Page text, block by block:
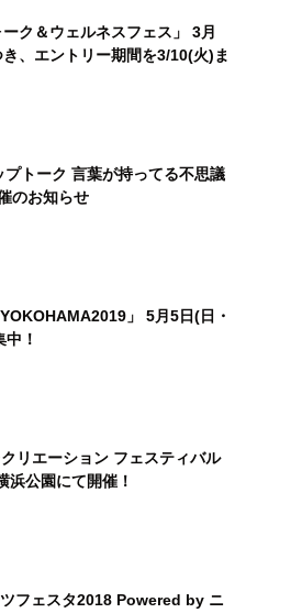
ク＆ウェルネスフェス」 3月
、エントリー期間を3/10(火)ま
トーク 言葉が持ってる不思議
のお知らせ
」 5月5日(日・
！
リエーション フェスティバル
浜公園にて開催！
フェスタ2018 Powered by ニ